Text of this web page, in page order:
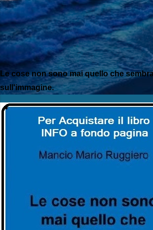
Le cose non sono mai quello che
sull'immagine.